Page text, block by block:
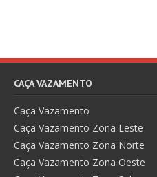
CAÇA VAZAMENTO
Caça Vazamento
Caça Vazamento Zona Leste
Caça Vazamento Zona Norte
Caça Vazamento Zona Oeste